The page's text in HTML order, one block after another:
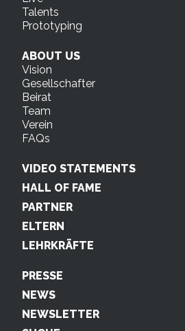
Talents
Prototyping
ABOUT US
Vision
Gesellschafter
Beirat
Team
Verein
FAQs
VIDEO STATEMENTS
HALL OF FAME
PARTNER
ELTERN
LEHRKRÄFTE
PRESSE
NEWS
NEWSLETTER